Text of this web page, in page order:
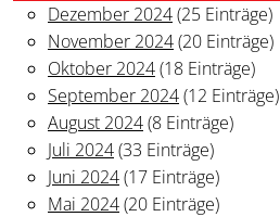
Dezember 2024(25 Einträge)
November 2024(20 Einträge)
Oktober 2024(18 Einträge)
September 2024(12 Einträge)
August 2024(8 Einträge)
Juli 2024(33 Einträge)
Juni 2024(17 Einträge)
Mai 2024(20 Einträge)